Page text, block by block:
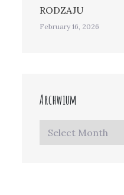
RODZAJU
February 16, 2026
Archwium
Archwium